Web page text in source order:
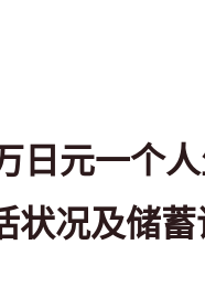
日元一个
状况及储蓄